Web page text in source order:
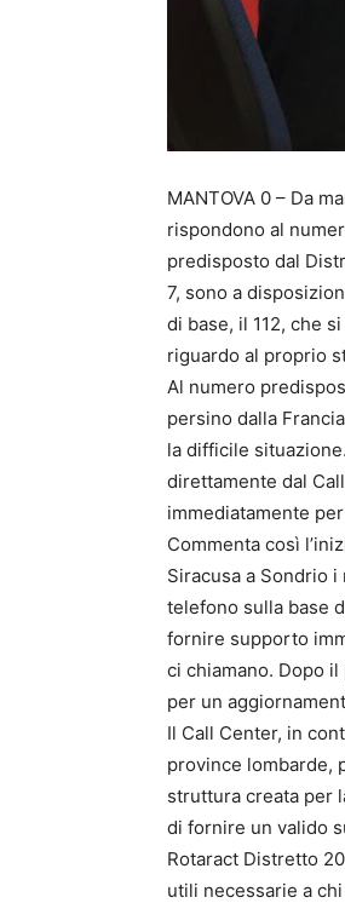
MANTOVA 0 – Da
rispondono al
predisposto dal
7, sono a
di base, il 112, che
riguardo al proprio
Al numero
persino dalla
la difficile
direttamente dal
immediatamente
Commenta così
Siracusa a Sondrio
telefono sulla base
fornire supporto
ci chiamano. Dopo
per un
Il Call Center, in
province lombarde,
struttura creata per
di fornire un valido
Rotaract Distretto
utili necessarie a